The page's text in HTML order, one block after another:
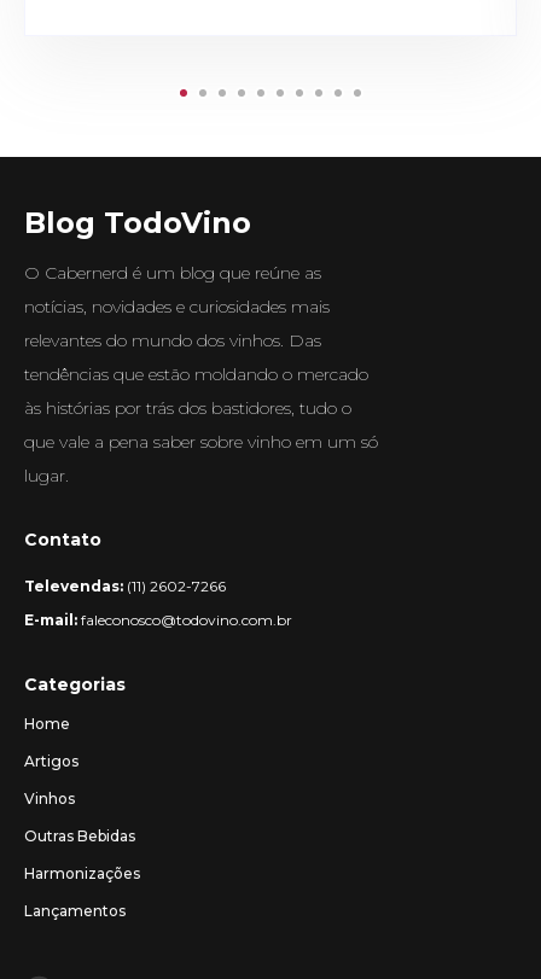
Blog TodoVino
O Cabernerd é um blog que reúne as
notícias, novidades e curiosidades mais
relevantes do mundo dos vinhos. Das
tendências que estão moldando o mercado
às histórias por trás dos bastidores, tudo o
que vale a pena saber sobre vinho em um só
lugar.
Contato
Televendas: (11) 2602-7266
E-mail: faleconosco@todovino.com.br
Categorias
Home
Artigos
Vinhos
Outras Bebidas
Harmonizações
Lançamentos